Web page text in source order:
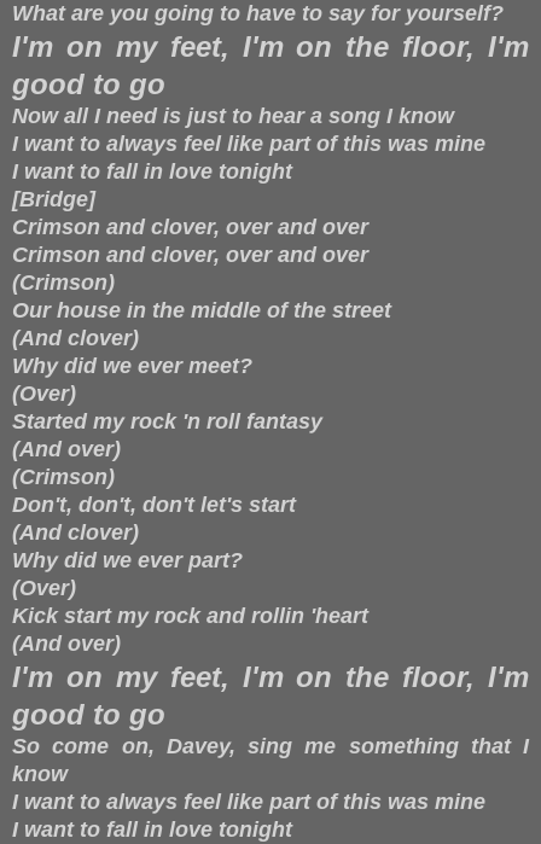
What are you going to have to say for yourself?
I'm on my feet, I'm on the floor, I'm
good to go
Now all I need is just to hear a song I know
I want to always feel like part of this was mine
I want to fall in love tonight
[Bridge]
Crimson and clover, over and over
Crimson and clover, over and over
(Crimson)
Our house in the middle of the street
(And clover)
Why did we ever meet?
(Over)
Started my rock 'n roll fantasy
(And over)
(Crimson)
Don't, don't, don't let's start
(And clover)
Why did we ever part?
(Over)
Kick start my rock and rollin 'heart
(And over)
I'm on my feet, I'm on the floor, I'm
good to go
So come on, Davey, sing me something that I
know
I want to always feel like part of this was mine
I want to fall in love tonight